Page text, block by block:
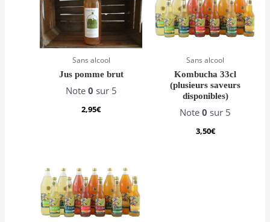
Sans alcool
Jus pomme brut
Note 0 sur 5
2,95€
Sans alcool
Kombucha 33cl
(plusieurs saveurs
disponibles)
Note0 sur 5
3,50€